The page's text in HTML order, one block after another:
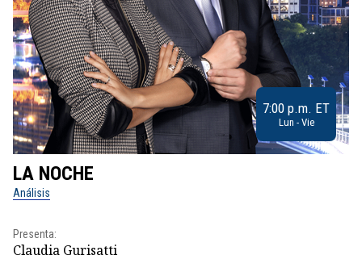
7:00 p.m. ET
Lun - Vie
LA NOCHE
Análisis
Presenta:
Claudia Gurisatti